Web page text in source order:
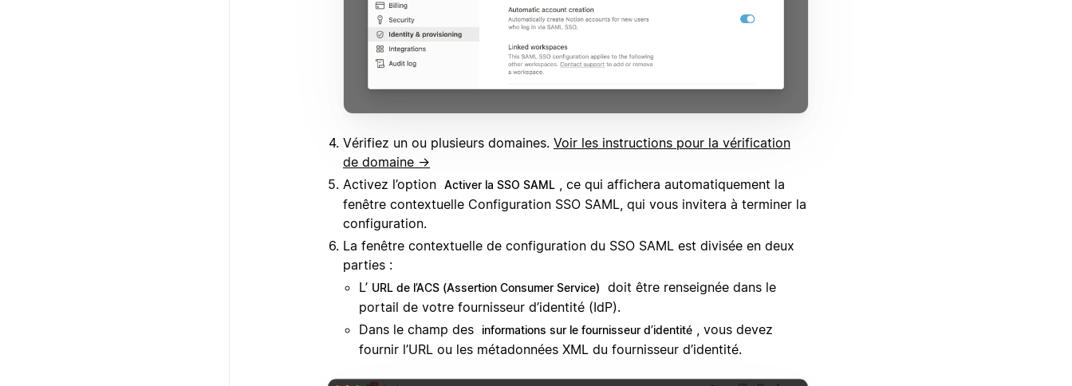
Vérifiez un ou plusieurs domaines. Voir les instructions pour la vérification
de domaine →
Activez l’option Activer la SSO SAML
, ce qui affichera automatiquement la
fenêtre contextuelle Configuration SSO SAML, qui vous invitera à terminer la
configuration.
La fenêtre contextuelle de configuration du SSO SAML est divisée en deux
parties :
L’ URL de l’ACS (Assertion Consumer Service)
doit être renseignée dans le
portail de votre fournisseur d’identité (IdP).
Dans le champ des
informations sur le fournisseur d’identité
, vous devez
fournir l’URL ou les métadonnées XML du fournisseur d’identité.